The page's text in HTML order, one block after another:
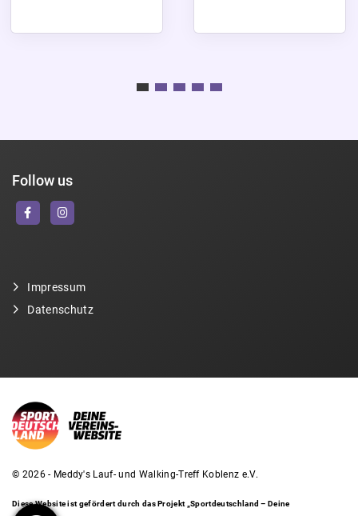
Follow us
Impressum
Datenschutz
© 2026 - Meddy's Lauf- und Walking-Treff Koblenz e.V.
Diese Website ist gefördert durch das Projekt„Sportdeutschland – Deine